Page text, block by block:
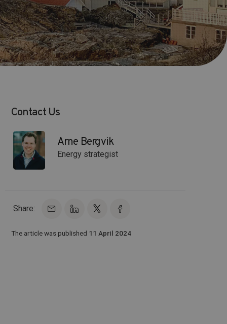
Contact Us
Arne Bergvik
Energy strategist
Share:
The article was published 11 April 2024